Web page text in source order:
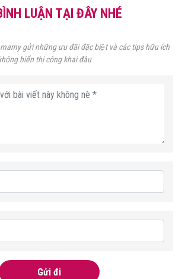
LUẬN TẠI ĐÂY NHÉ
gửi những ưu đãi đặc biệt và các tips hữu ích
hiển thị công khai đâu
Gửi đi